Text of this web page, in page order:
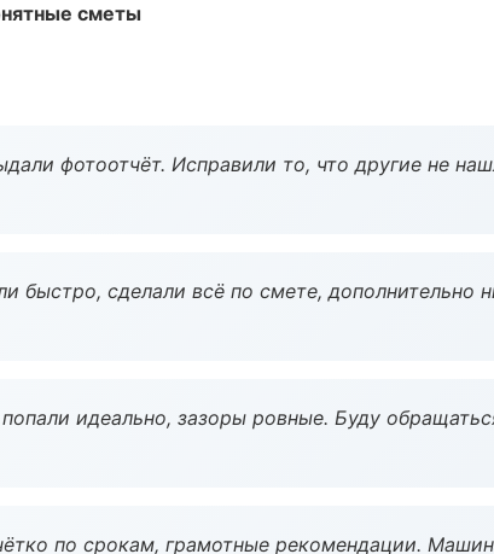
сметы
фотоотчёт. Исправили то, что другие не
быстро, сделали всё по смете, дополнительно
идеально, зазоры ровные. Буду
по срокам, грамотные рекомендации.